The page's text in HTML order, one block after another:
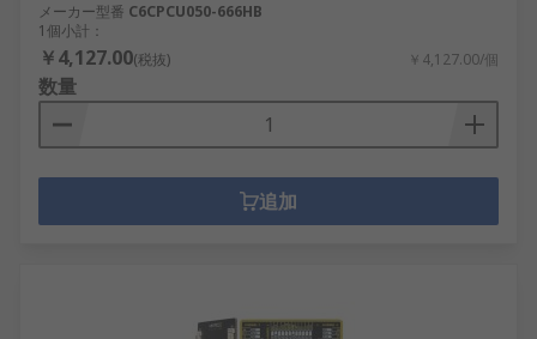
メーカー型番 C6CPCU050-666HB
1個小計：
￥4,127.00(税抜) ￥4,127.00/個
数量
追加